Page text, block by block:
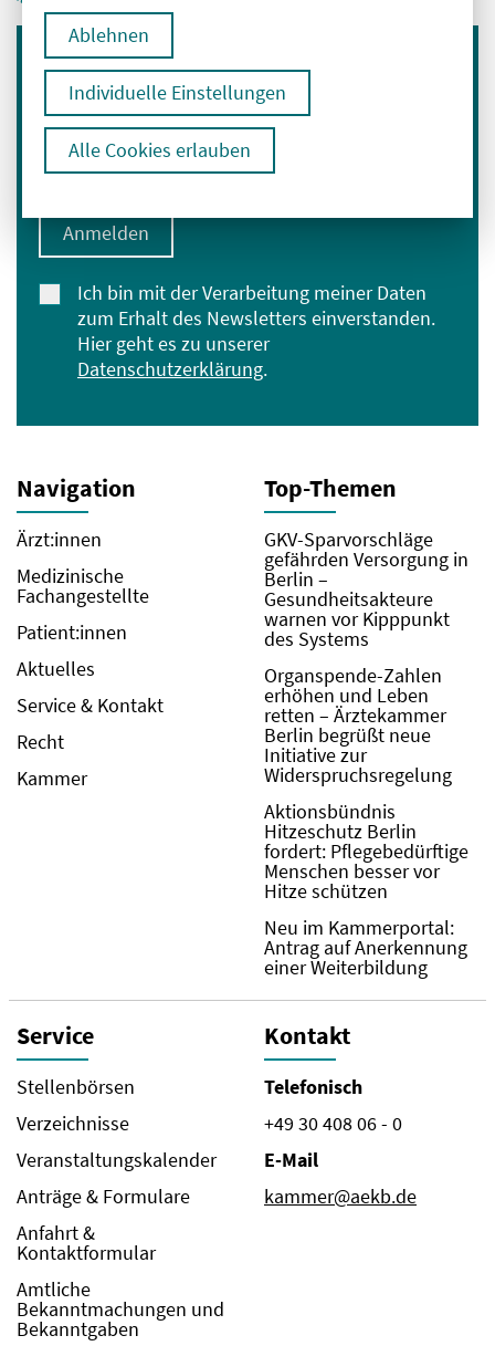
Ablehnen
Individuelle Einstellungen
Alle Cookies erlauben
Immer informiert bleiben
Melden Sie sich für unseren Newsletter an:
E-Mail-Adresse eingeben
Ich bin mit der Verarbeitung meiner Daten
zum Erhalt des Newsletters einverstanden.
Hier geht es zu unserer
Datenschutzerklärung.
Anmelden
Navigation
Ärzt:innen
Medizinische
Fachangestellte
Patient:innen
Aktuelles
Service & Kontakt
Recht
Kammer
Top-Themen
GKV-Sparvorschläge
gefährden Versorgung in
Berlin –
Gesundheitsakteure
warnen vor Kipppunkt
des Systems
Organspende-Zahlen
erhöhen und Leben
retten – Ärztekammer
Berlin begrüßt neue
Initiative zur
Widerspruchsregelung
Aktionsbündnis
Hitzeschutz Berlin
fordert: Pflegebedürftige
Menschen besser vor
Hitze schützen
Neu im Kammerportal:
Antrag auf Anerkennung
einer Weiterbildung
Service
Stellenbörsen
Verzeichnisse
Veranstaltungskalender
Anträge & Formulare
Anfahrt &
Kontaktformular
Amtliche
Bekanntmachungen und
Bekanntgaben
Kontakt
Telefonisch
+49 30 408 06 - 0
E-Mail
kammer@aekb.de